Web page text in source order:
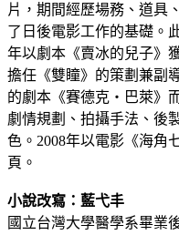
片，期間經歷場務、道具
了日後電影工作的基礎。
年以劇本《賣冰的兒子》
擔任《雙瞳》的策劃兼副
的劇本《賽德克‧巴萊》
劇情規劃、拍攝手法、後
色。2008年以電影《海角
頁。
小說改寫：藍弋丰
國立台灣大學醫學系畢業